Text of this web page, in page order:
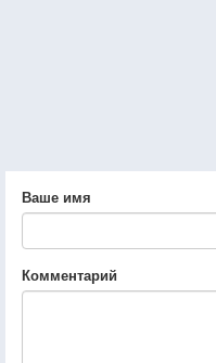
Ваше имя
Комментарий